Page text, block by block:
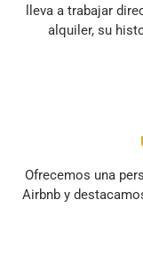
lleva a trabajar
alquiler, su
Ofrecemos una
Airbnb y